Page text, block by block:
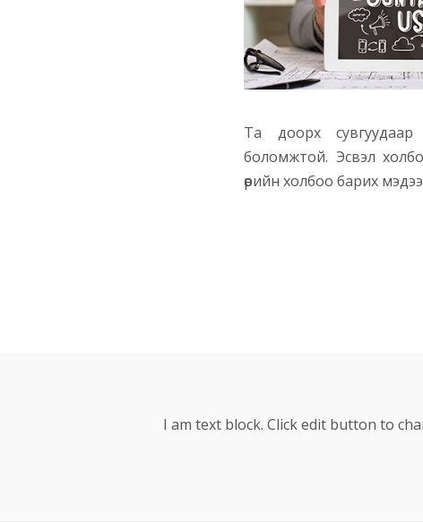
Та доорх сувгуудаар
боломжтой. Эсвэл
өөрийн холбоо барих
I am text block. Click edit button to